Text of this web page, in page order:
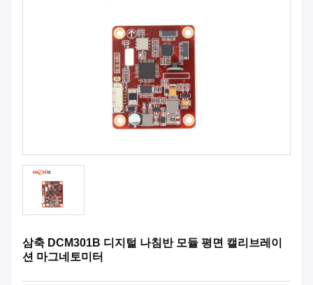
삼축 DCM301B 디지털 나침반 모듈 평면 캘리브레이
션 마그네토미터